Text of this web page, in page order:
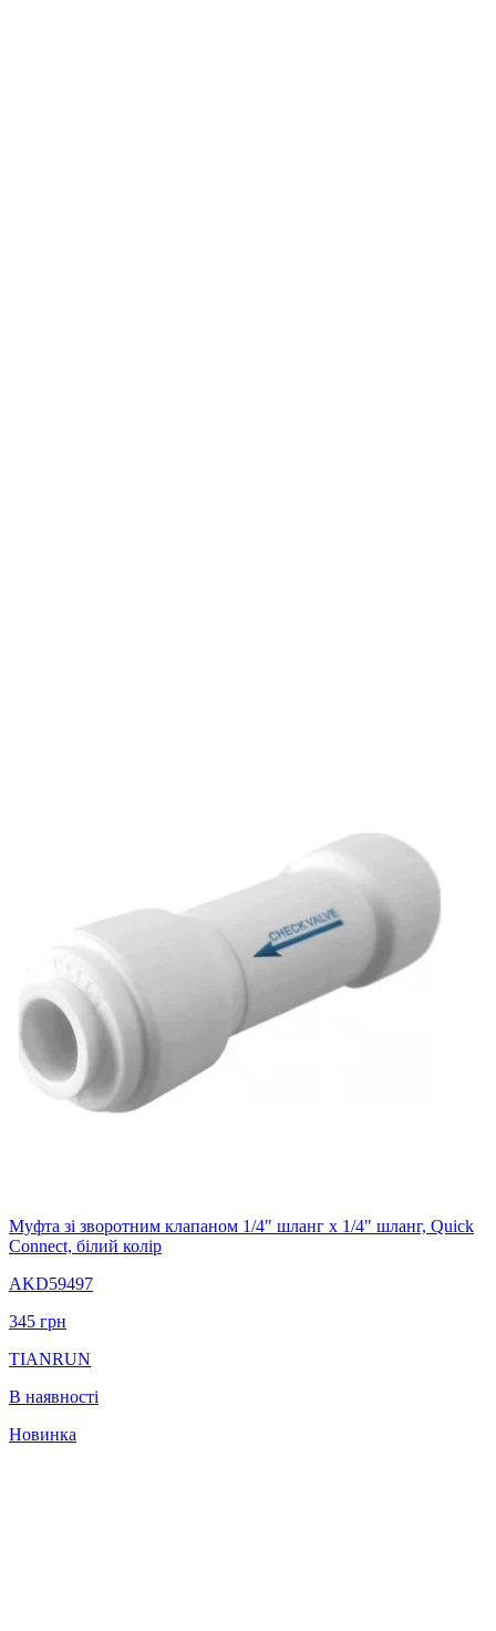
Муфта зі зворотним клапаном 1/4" шланг х 1/4" шланг, Quick
Connect, білий колір
AKD59497
345 грн
TIANRUN
В наявності
Новинка